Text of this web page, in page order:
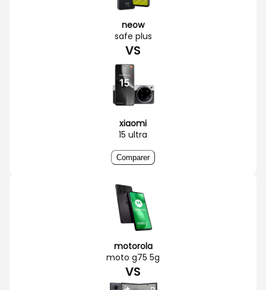
neow
safe plus
VS
xiaomi
15 ultra
Comparer
motorola
moto g75 5g
VS